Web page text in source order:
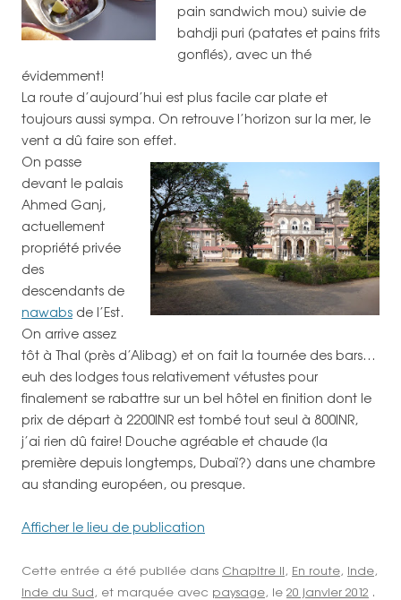
pain sandwich mou) suivie de
bahdji puri (patates et pains frits
gonflés), avec un thé
évidemment!
La route d’aujourd’hui est plus facile car plate et
toujours aussi sympa. On retrouve l’horizon sur la mer, le
vent a dû faire son effet.
On passe
devant le palais
Ahmed Ganj,
actuellement
propriété privée
des
descendants de
nawabs de l’Est.
On arrive assez
tôt à Thal (près d’Alibag) et on fait la tournée des bars…
euh des lodges tous relativement vétustes pour
finalement se rabattre sur un bel hôtel en finition dont le
prix de départ à 2200INR est tombé tout seul à 800INR,
j’ai rien dû faire! Douche agréable et chaude (la
première depuis longtemps, Dubaï?) dans une chambre
au standing européen, ou presque.
Afficher le lieu de publication
Cette entrée a été publiée dans Chapitre II, En route, Inde,
Inde du Sud, et marquée avec paysage, le 20 janvier 2012 .